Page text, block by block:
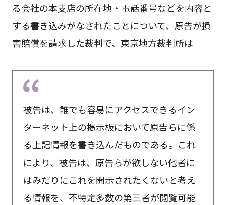
る会社の本支店の所在地・電話番号などを内容と
する書き込みがなされたことについて、原告が損
害賠償を請求した裁判で、東京地方裁判所は
被告は、誰でも容易にアクセスできるイン
ターネット上の掲示板において原告らに係
る上記情報を書き込んだものである。これ
により、被告は、原告らが欲しない他者に
はみだりにこれを開示されたくないと考え
る情報を、不特定多数の第三者が閲覧可能